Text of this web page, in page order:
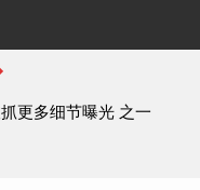
细节曝光 之一